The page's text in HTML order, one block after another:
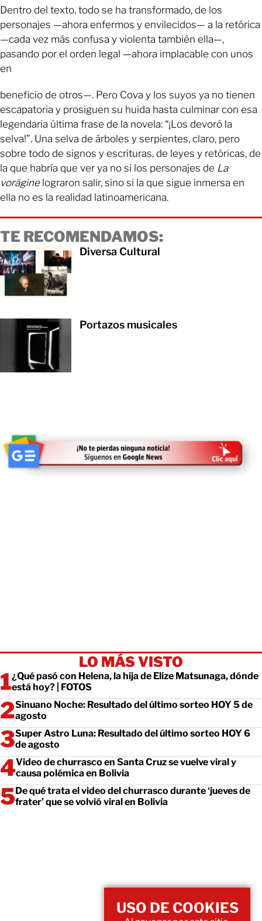
Dentro del texto, todo se ha transformado, de los
personajes —ahora enfermos y envilecidos— a la retórica
—cada vez más confusa y violenta también ella—,
pasando por el orden legal —ahora implacable con unos
en
beneficio de otros—. Pero Cova y los suyos ya no tienen
escapatoria y prosiguen su huida hasta culminar con esa
legendaria última frase de la novela: “¡Los devoró la
selva!”. Una selva de árboles y serpientes, claro, pero
sobre todo de signos y escrituras, de leyes y retóricas, de
la que habría que ver ya no si los personajes de La
voráginelograron salir, sino si la que sigue inmersa en
ella no es la realidad latinoamericana.
TE RECOMENDAMOS:
Diversa Cultural
Portazos musicales
LO MÁS VISTO
¿Qué pasó con Helena, la hija de Elize Matsunaga, dónde
está hoy? | FOTOS
Sinuano Noche: Resultado del último sorteo HOY 5 de
agosto
Super Astro Luna: Resultado del último sorteo HOY 6
de agosto
Video de churrasco en Santa Cruz se vuelve viral y
causa polémica en Bolivia
De qué trata el video del churrasco durante ‘jueves de
frater’ que se volvió viral en Bolivia
USO DE COOKIES